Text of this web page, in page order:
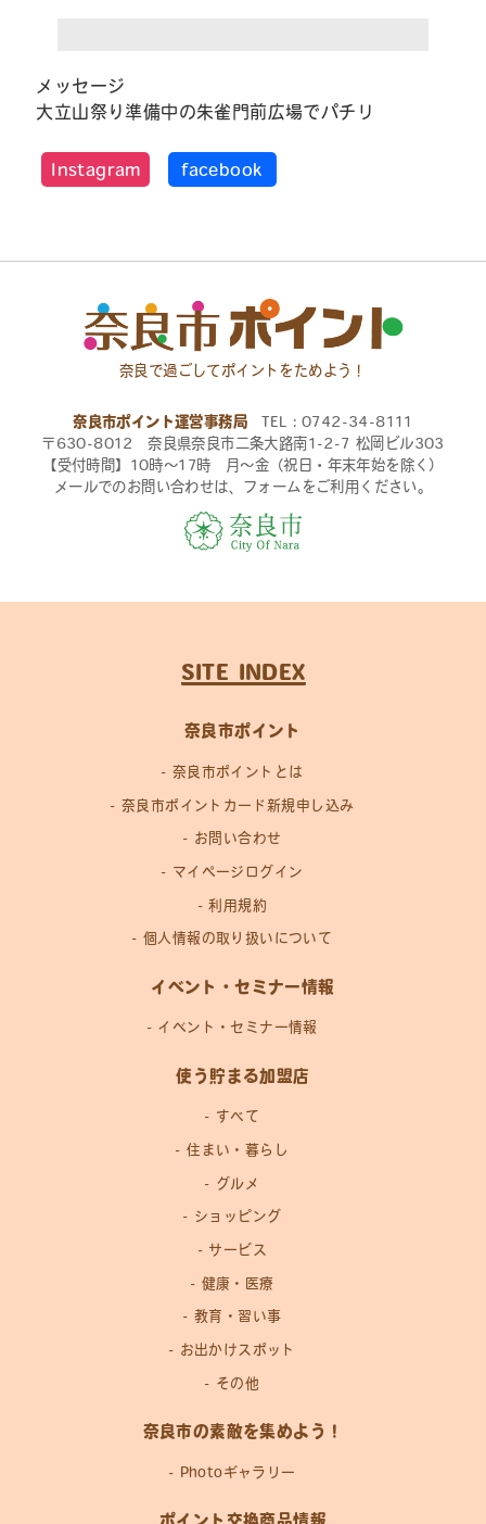
メッセージ
大立山祭り準備中の朱雀門前広場でパチリ
Instagram facebook
奈良で過ごしてポイントをためよう！
奈良市ポイント運営事務局 TEL：0742-34-8111
〒630-8012 奈良県奈良市二条大路南1-2-7 松岡ビル303
【受付時間】10時〜17時 月〜金（祝日・年末年始を除く）
メールでのお問い合わせは、フォームをご利用ください。
SITE INDEX
奈良市ポイント
奈良市ポイントとは
奈良市ポイントカード新規申し込み
お問い合わせ
マイページログイン
利用規約
個人情報の取り扱いについて
イベント・セミナー情報
イベント・セミナー情報
使う貯まる加盟店
すべて
住まい・暮らし
グルメ
ショッピング
サービス
健康・医療
教育・習い事
お出かけスポット
その他
奈良市の素敵を集めよう！
Photoギャラリー
ポイント交換商品情報